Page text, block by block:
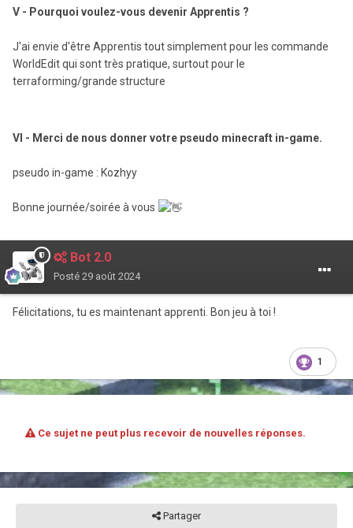
V - Pourquoi voulez-vous devenir Apprentis ?
J'ai envie d'être Apprentis tout simplement pour les commande
WorldEdit qui sont très pratique, surtout pour le
terraforming/grande structure
VI - Merci de nous donner votre pseudo minecraft in-game.
pseudo in-game : Kozhyy
Bonne journée/soirée à vous
Bot 2.0
Posté 29 août 2024
Félicitations, tu es maintenant apprenti. Bon jeu à toi !
1
Ce sujet ne peut plus recevoir de nouvelles réponses.
Partager